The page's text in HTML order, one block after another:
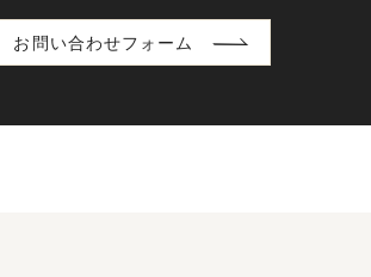
お問い合わせフォーム